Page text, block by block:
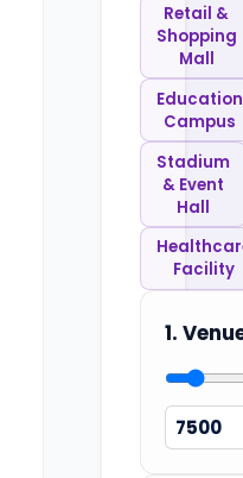
Retail &
Shopping
Mall
Education
Campus
Stadium
& Event
Hall
Facility
1.